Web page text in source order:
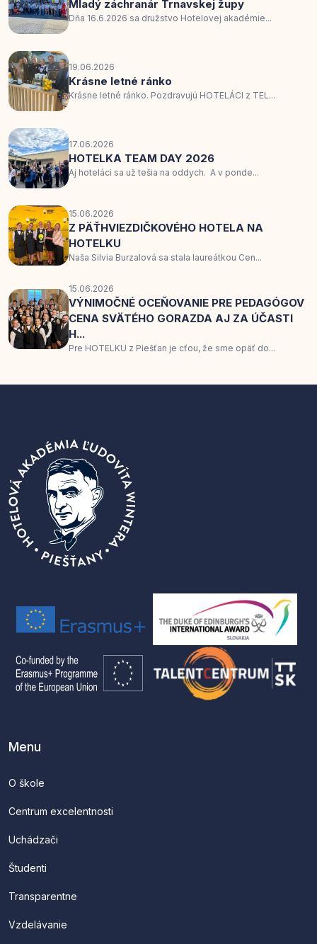
Mladý záchranár Trnavskej župy
Dňa 16.6.2026 sa družstvo Hotelovej akadémie...
19.06.2026
Krásne letné ránko
Krásne letné ránko. Pozdravujú HOTELÁCI z TEL...
17.06.2026
HOTELKA TEAM DAY 2026
Aj hoteláci sa už tešia na oddych. A v ponde...
15.06.2026
Z PÄŤHVIEZDIČKOVÉHO HOTELA NA
HOTELKU
Naša Silvia Burzalová sa stala laureátkou Cen...
15.06.2026
VÝNIMOČNÉ OCEŇOVANIE PRE PEDAGÓGOV
CENA SVÄTÉHO GORAZDA AJ ZA ÚČASTI
H...
Pre HOTELKU z Piešťan je cťou, že sme opäť do...
Menu
O škole
Centrum excelentnosti
Uchádzači
Študenti
Transparentne
Vzdelávanie